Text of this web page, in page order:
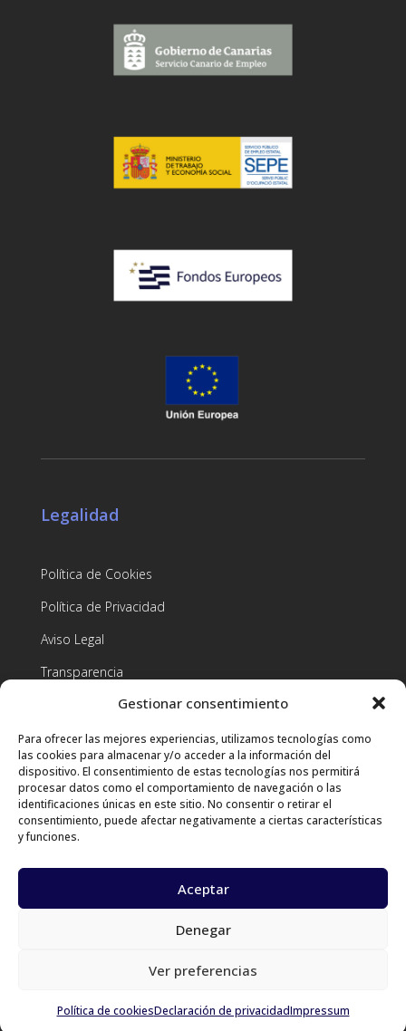
Gestionar consentimiento
Para ofrecer las mejores experiencias, utilizamos tecnologías como
las cookies para almacenar y/o acceder a la información del
dispositivo. El consentimiento de estas tecnologías nos permitirá
procesar datos como el comportamiento de navegación o las
identificaciones únicas en este sitio. No consentir o retirar el
consentimiento, puede afectar negativamente a ciertas características
y funciones.
Aceptar
Denegar
Ver preferencias
Política de cookiesDeclaración de privacidadImpressum
Legalidad
Política de Cookies
Política de Privacidad
Aviso Legal
Transparencia
Condiciones de contratación
Contacto
 +34 659 28 66 72
Calle Maya, 17 - Planta Baja, 38202, San
Cristóbal de La Laguna, Tenerife, Canarias
Diseñado por Alejandro Tavío